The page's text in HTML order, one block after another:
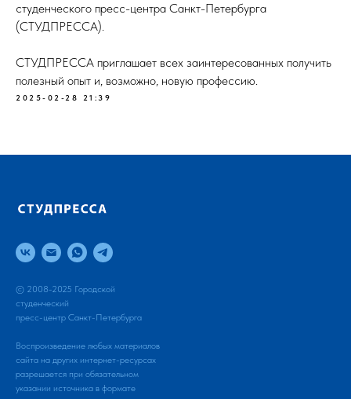
студенческого пресс-центра Санкт-Петербурга
(СТУДПРЕССА).
СТУДПРЕССА приглашает всех заинтересованных получить
полезный опыт и, возможно, новую профессию.
2025-02-28 21:39
© 2008-2025 Городской
студенческий
пресс-центр Санкт-Петербурга
Воспроизведение любых материалов
сайта на других интернет-ресурсах
разрешается при обязательном
указании источника в формате